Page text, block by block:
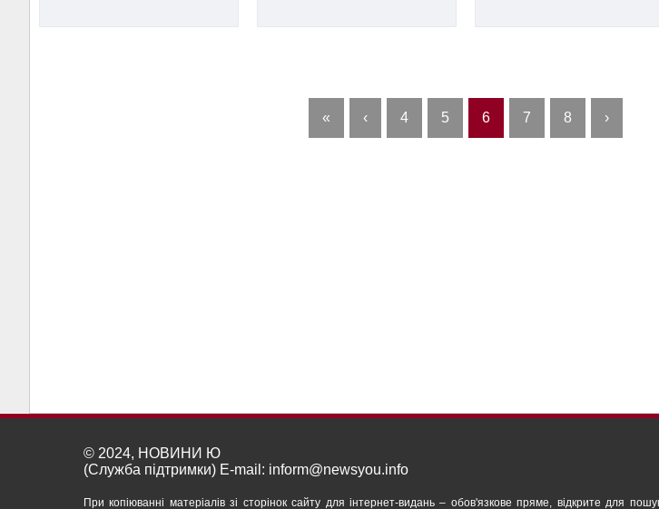
« ‹ 4 5 6 7 8 ›
© 2024, НОВИНИ Ю
(Служба підтримки) E-mail: inform@newsyou.info
При копіюванні матеріалів зі сторінок сайту для інтернет-видань – обов'язкове пряме, відкрите для